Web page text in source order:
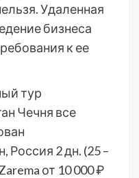
Удаленная
бизнеса
к ее
тур
Чечня все
Россия 2 дн. (25 –
от 10 000 ₽